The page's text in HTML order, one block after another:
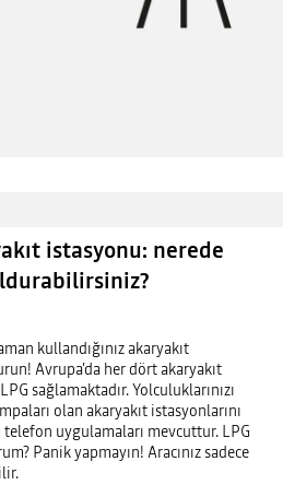
istasyonu: nerede
kullandığınız akaryakıt
Avrupa'da her dört akaryakıt
sağlamaktadır. Yolculuklarınızı
olan akaryakıt istasyonlarını
telefon uygulamaları mevcuttur. LPG
Panik yapmayın! Aracınız sadece